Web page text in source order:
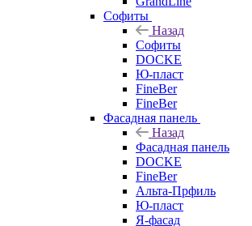
Софиты
Назад
Софиты
DOCKE
Ю-пласт
FineBer
FineBer
Фасадная панель
Назад
Фасадная панель
DOCKE
FineBer
Альта-Прфиль
Ю-пласт
Я-фасад